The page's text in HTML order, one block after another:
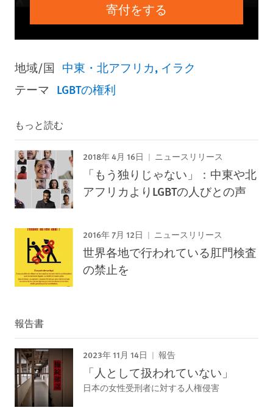
寄付をする
地域/国 中東・北アフリカ イラク
テーマ LGBTの権利
もっと読む
2018年 4月 16日 ニュースリリース
「もう独りじゃない」：中東や北
アフリカよりLGBTの人びとの声
2016年 7月 12日 ニュースリリース
世界各地で行われている肛門検査
の禁止を
報告書
2023年 11月 14日 報告
「人として扱われていない」
日本の女性受刑者に対する人権侵害